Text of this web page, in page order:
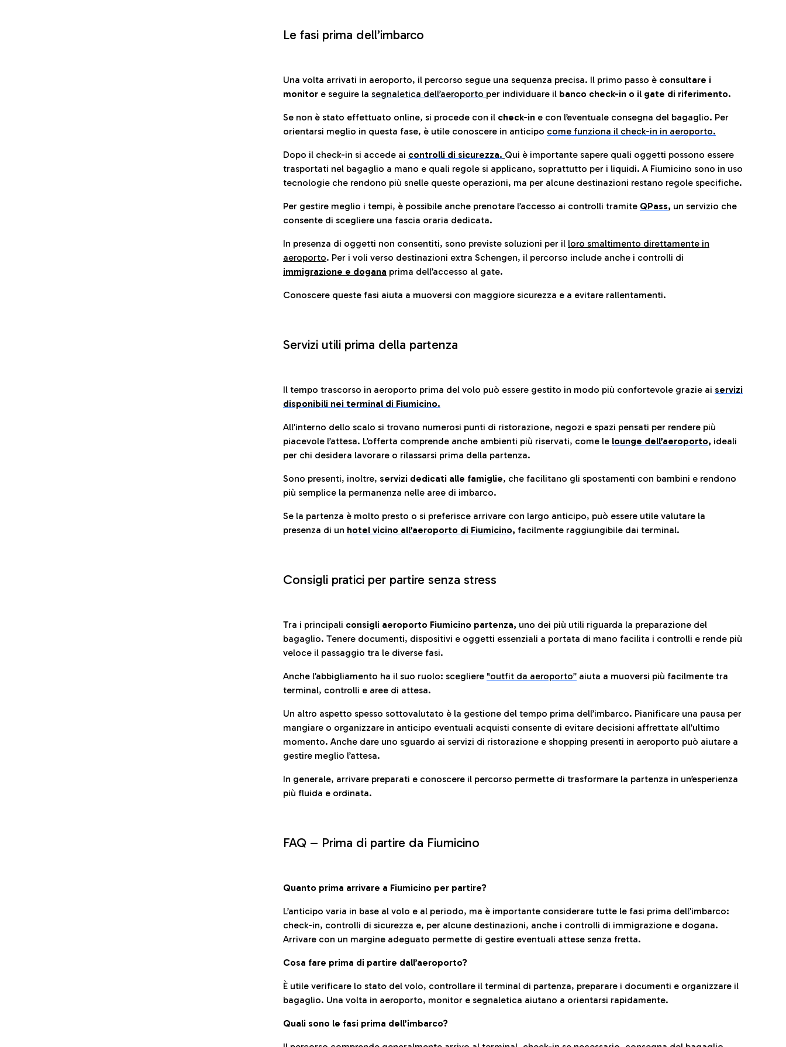
Le fasi prima dell’imbarco
Una volta arrivati in aeroporto, il percorso segue una sequenza precisa. Il primo passo è consultare i
monitor e seguire la segnaletica dell’aeroporto per individuare il banco check-in o il gate di riferimento.
Se non è stato effettuato online, si procede con il check-in e con l’eventuale consegna del bagaglio. Per
orientarsi meglio in questa fase, è utile conoscere in anticipo come funziona il check-in in aeroporto.
Dopo il check-in si accede ai controlli di sicurezza. Qui è importante sapere quali oggetti possono essere
trasportati nel bagaglio a mano e quali regole si applicano, soprattutto per i liquidi. A Fiumicino sono in uso
tecnologie che rendono più snelle queste operazioni, ma per alcune destinazioni restano regole specifiche.
Per gestire meglio i tempi, è possibile anche prenotare l’accesso ai controlli tramite QPass, un servizio che
consente di scegliere una fascia oraria dedicata.
In presenza di oggetti non consentiti, sono previste soluzioni per il loro smaltimento direttamente in
aeroporto. Per i voli verso destinazioni extra Schengen, il percorso include anche i controlli di
immigrazione e dogana prima dell’accesso al gate.
Conoscere queste fasi aiuta a muoversi con maggiore sicurezza e a evitare rallentamenti.
Servizi utili prima della partenza
Il tempo trascorso in aeroporto prima del volo può essere gestito in modo più confortevole grazie ai servizi
disponibili nei terminal di Fiumicino.
All’interno dello scalo si trovano numerosi punti di ristorazione, negozi e spazi pensati per rendere più
piacevole l’attesa. L’offerta comprende anche ambienti più riservati, come le lounge dell’aeroporto, ideali
per chi desidera lavorare o rilassarsi prima della partenza.
Sono presenti, inoltre, servizi dedicati alle famiglie, che facilitano gli spostamenti con bambini e rendono
più semplice la permanenza nelle aree di imbarco.
Se la partenza è molto presto o si preferisce arrivare con largo anticipo, può essere utile valutare la
presenza di un hotel vicino all’aeroporto di Fiumicino, facilmente raggiungibile dai terminal.
Consigli pratici per partire senza stress
Tra i principali consigli aeroporto Fiumicino partenza, uno dei più utili riguarda la preparazione del
bagaglio. Tenere documenti, dispositivi e oggetti essenziali a portata di mano facilita i controlli e rende più
veloce il passaggio tra le diverse fasi.
Anche l’abbigliamento ha il suo ruolo: scegliere "outfit da aeroporto” aiuta a muoversi più facilmente tra
terminal, controlli e aree di attesa.
Un altro aspetto spesso sottovalutato è la gestione del tempo prima dell’imbarco. Pianificare una pausa per
mangiare o organizzare in anticipo eventuali acquisti consente di evitare decisioni affrettate all’ultimo
momento. Anche dare uno sguardo ai servizi di ristorazione e shopping presenti in aeroporto può aiutare a
gestire meglio l’attesa.
In generale, arrivare preparati e conoscere il percorso permette di trasformare la partenza in un’esperienza
più fluida e ordinata.
FAQ – Prima di partire da Fiumicino
Quanto prima arrivare a Fiumicino per partire?
L’anticipo varia in base al volo e al periodo, ma è importante considerare tutte le fasi prima dell’imbarco:
check-in, controlli di sicurezza e, per alcune destinazioni, anche i controlli di immigrazione e dogana.
Arrivare con un margine adeguato permette di gestire eventuali attese senza fretta.
Cosa fare prima di partire dall’aeroporto?
È utile verificare lo stato del volo, controllare il terminal di partenza, preparare i documenti e organizzare il
bagaglio. Una volta in aeroporto, monitor e segnaletica aiutano a orientarsi rapidamente.
Quali sono le fasi prima dell’imbarco?